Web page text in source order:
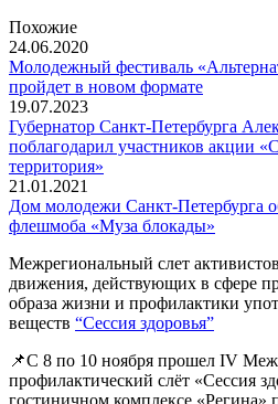
Похожие
24.06.2020
Молодежный фестиваль
пройдет в новом формате
19.07.2023
Губернатор Санкт-Петербурга
поблагодарил участников акции
территория»
21.01.2021
Дом молодежи Санкт-Петербурга
флешмоба «Муза блокады»
Межрегиональный слет
движения, действующих в сфере
образа жизни и профилактики
веществ “Сессия здоровья”
📌С 8 по 10 ноября прошел IV
профилактический слёт «Сессия
гостиничном комплексе «Регина»